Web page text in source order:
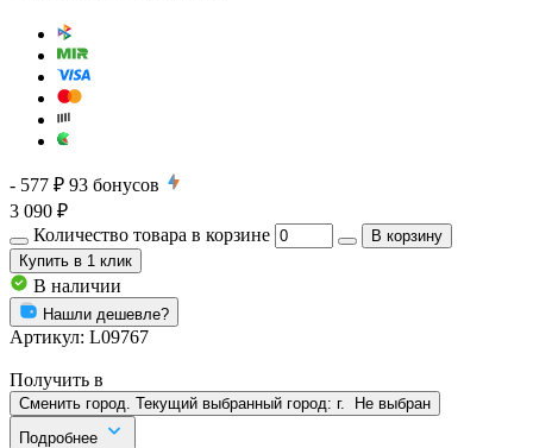
- 577 ₽ 93 бонусов
3 090 ₽
Количество товара в корзине
В корзину
Купить в 1 клик
В наличии
Нашли дешевле?
Артикул: L09767
Получить в
Сменить город. Текущий выбранный город: г.
Не выбран
Подробнее